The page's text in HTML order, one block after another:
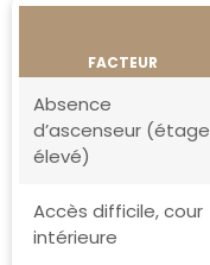
FACTEUR
Absence
d’ascenseur (étage
élevé)
Accès difficile, cour
intérieure